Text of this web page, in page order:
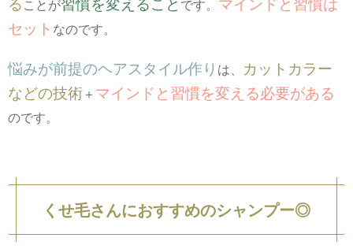
る ことが習慣を変えること です。 マインドと習慣は
セット なのです。
悩みが前提のヘアスタイル作り は、
カットカラー
などの技術 ＋ マインドと習慣を変える必要がある
のです。
くせ毛さんにおすすめのシャンプー◎